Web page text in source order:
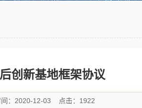
创新基地框架协议
：2020-12-03 点击：1922